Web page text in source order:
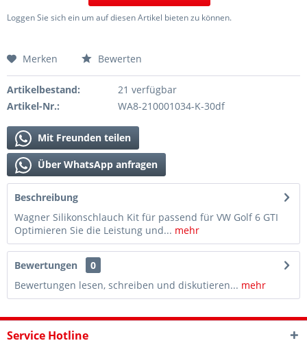
Loggen Sie sich ein um auf diesen Artikel bieten zu können.
Merken Bewerten
Artikelbestand:
21 verfügbar
Artikel-Nr.:
WA8-210001034-K-30df
Mit Freunden teilen
Über WhatsApp anfragen
Beschreibung
Wagner Silikonschlauch Kit für passend für VW Golf 6 GTI
Optimieren Sie die Leistung und... mehr
Bewertungen
0
Bewertungen lesen, schreiben und diskutieren... mehr
Service Hotline